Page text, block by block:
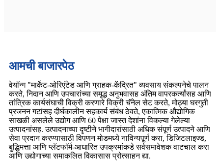
आमची बाजारपेठ
वेयॉन्ग "मार्केट-ओरिएंटेड आणि ग्राहक-केंद्रित" व्यवसाय संकल्पनेचे पालन
करते, निदान आणि उपचारांच्या समृद्ध अनुभवासह अंतिम वापरकर्त्यांसह आणि
तांत्रिक कार्यसंघाची विक्री करणारे विक्री चॅनेल सेट करते, मोठ्या घरगुती
प्रजनन गटांसह दीर्घकालीन सहकार्य संबंध ठेवते, एकात्मिक औद्योगिक
साखळी असलेले उद्योग आणि 60 पेक्षा जास्त देशांना विकल्या गेलेल्या
उत्पादनांसह. उत्पादनाच्या दृष्टीने भागीदारांसाठी अधिक संपूर्ण उत्पादने आणि
सेवा प्रदान करण्यासाठी विपणन मोडमध्ये नाविन्यपूर्ण करा, डिजिटलाइज्ड,
बुद्धिमत्ता आणि प्लॅटफॉर्म-आधारित उपक्रमांकडे सर्वसमावेशक वाटचाल करा
आणि उद्योगाच्या समाकलित विकासास प्रोत्साहन द्या.